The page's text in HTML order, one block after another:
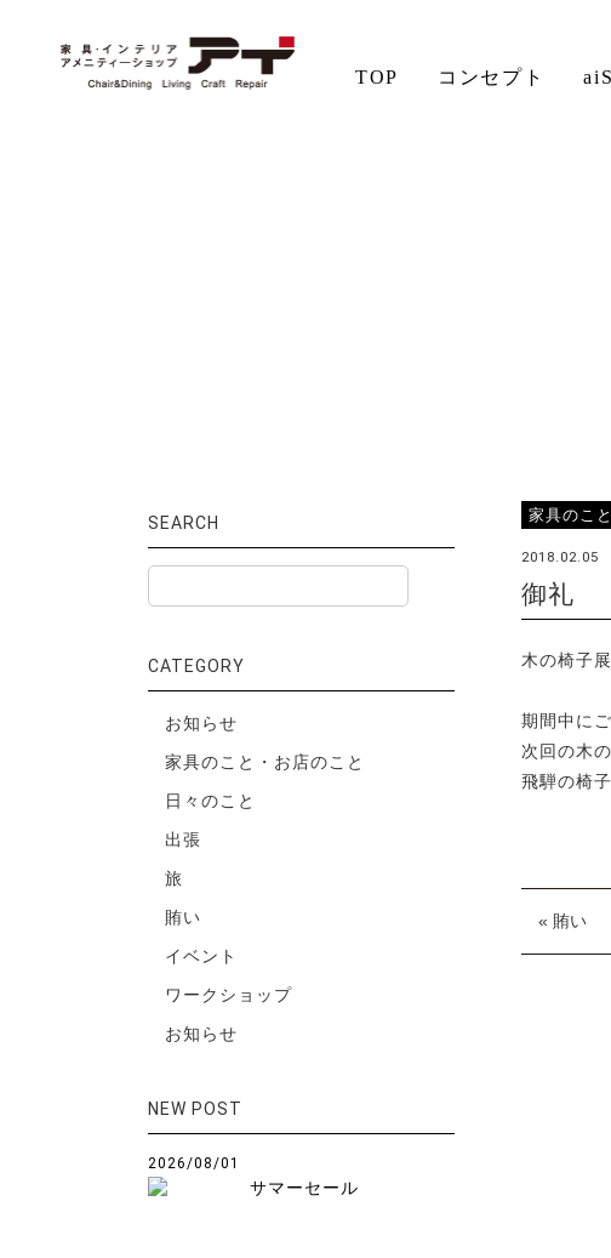
TOP コンセプト
家具のこ
2018.02.05
御礼
木の椅子
期間中に
次回の木
飛騨の椅子
« 賄い
SEARCH
CATEGORY
お知らせ
家具のこと・お店のこと
日々のこと
出張
旅
賄い
イベント
ワークショップ
お知らせ
NEW POST
2026/08/01
サマーセール